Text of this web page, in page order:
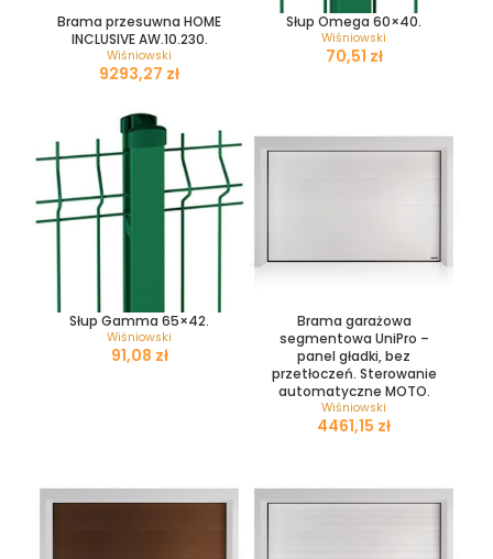
Brama przesuwna HOME
INCLUSIVE AW.10.230.
Wiśniowski
zł
Słup Omega 60×40.
Wiśniowski
zł
Słup Gamma 65×42.
Wiśniowski
zł
Brama garażowa
segmentowa UniPro –
panel gładki, bez
przetłoczeń. Sterowanie
automatyczne MOTO.
Wiśniowski
zł